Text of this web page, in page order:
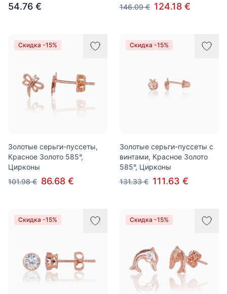
54.76 €
146.09 € 124.18 €
Скидка -15%
Золотые серьги-пуссеты,
Красное Золото 585°,
Цирконы
101.98 € 86.68 €
Скидка -15%
Золотые серьги-пуссеты с
винтами, Красное Золото
585°, Цирконы
131.33 € 111.63 €
Скидка -15% Скидка -15%